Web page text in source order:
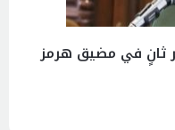
ثانٍ في مضيق هرمز